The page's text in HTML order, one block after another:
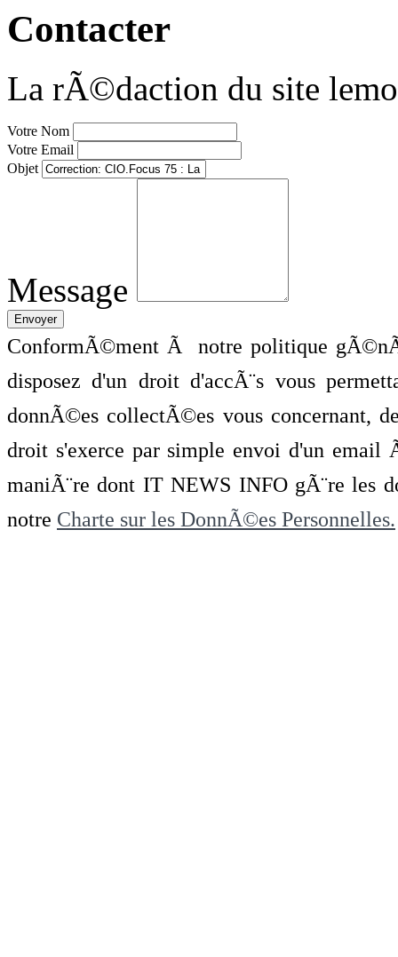
Contacter
La rÃ©daction du site
Votre Nom
Votre Email
Objet
Message
ConformÃ©ment Ã notre politique
disposez d'un droit d'accÃ¨s vous
donnÃ©es collectÃ©es vous concernant,
droit s'exerce par simple envoi d'un
maniÃ¨re dont IT NEWS INFO gÃ¨re les
notre Charte sur les DonnÃ©es Personnelles.